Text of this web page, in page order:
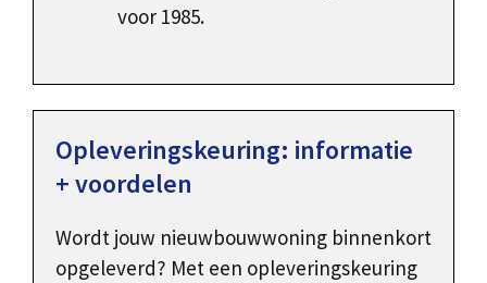
voor 1985.
Opleveringskeuring: informatie
+ voordelen
Wordt jouw nieuwbouwwoning binnenkort
opgeleverd? Met een opleveringskeuring